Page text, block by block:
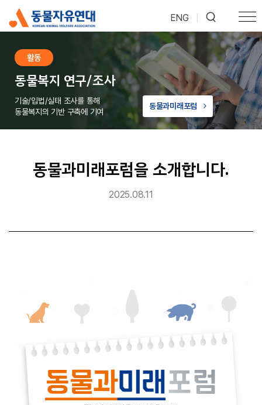
ENG
활동
동물복지 연구/조사
기술/입법/실태 조사를 통해
동물복지의 기반 구축에 기여
동물과미래포럼
동물과미래포럼을 소개합니다.
2025.08.11